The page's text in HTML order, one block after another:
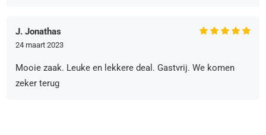
J. Jonathas
24 maart 2023
Mooie zaak. Leuke en lekkere deal. Gastvrij. We komen
zeker terug